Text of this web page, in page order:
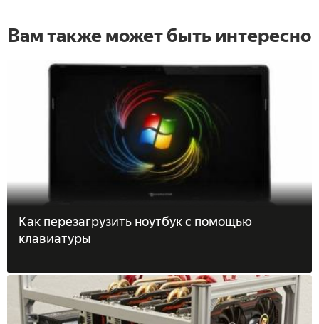
Вам также может быть интересно
Как перезагрузить ноутбук с помощью
клавиатуры